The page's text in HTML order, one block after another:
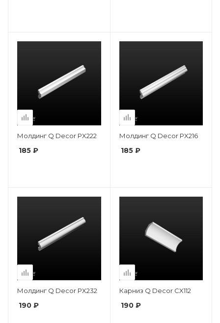
Молдинг Q Decor PX222
185 ₽
Молдинг Q Decor PX216
185 ₽
Молдинг Q Decor PX232
190 ₽
Карниз Q Decor CX112
190 ₽